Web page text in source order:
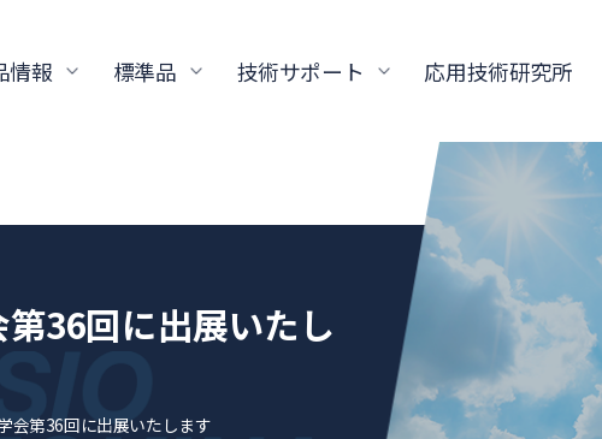
情報 標準品 技術サポート 応用技術研究所
36回に出展いたし
会第36回に出展いたします